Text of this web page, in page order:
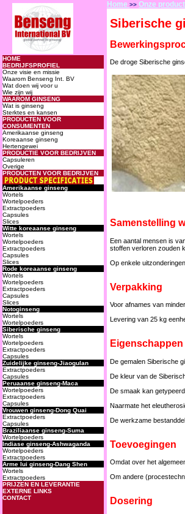
Home >> Onze
Siberische
De droge Siberische
Samenstelling
Een aantal mensen is
stoffen verloren zouden
Op enkele
Verpakking
Voor afnames van
Levering van 25 kg
Eigenschappen
De gemalen Siberische
De kleur van de
De smaak kan
Naarmate het
De werkzame
Toevoegingen
Omdat over het
Om andere
Dosering